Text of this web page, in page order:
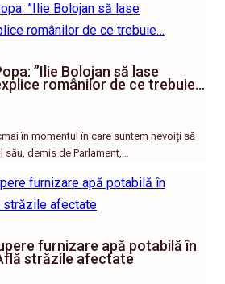
”Ilie Bolojan să lase
românilor de ce trebuie…
în momentul în care suntem nevoiți să
demis de Parlament,…
furnizare apă potabilă în
străzile afectate